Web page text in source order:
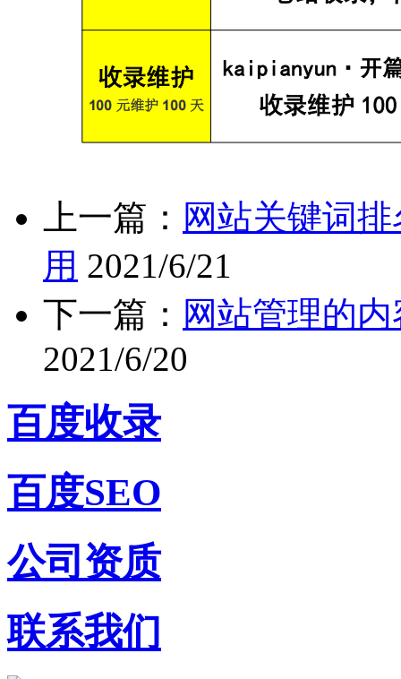
上一篇： 网站关键词
用 2021/6/21
下一篇： 网站管理的
2021/6/20
百度收录
百度SEO
公司资质
联系我们